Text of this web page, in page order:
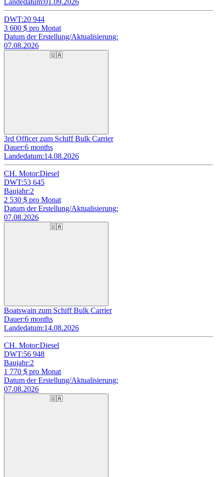
DWT:20 944
3 600 $ pro Monat
Datum der Erstellung/Aktualisierung:
07.08.2026
🇺🇦
3rd Officer zum Schiff Bulk Carrier
Dauer:6 months
Landedatum:14.08.2026
CH. Motor:Diesel
DWT:53 645
Baujahr:2
2 530 $ pro Monat
Datum der Erstellung/Aktualisierung:
07.08.2026
🇺🇦
Boatswain zum Schiff Bulk Carrier
Dauer:6 months
Landedatum:14.08.2026
CH. Motor:Diesel
DWT:56 948
Baujahr:2
1 770 $ pro Monat
Datum der Erstellung/Aktualisierung:
07.08.2026
🇺🇦